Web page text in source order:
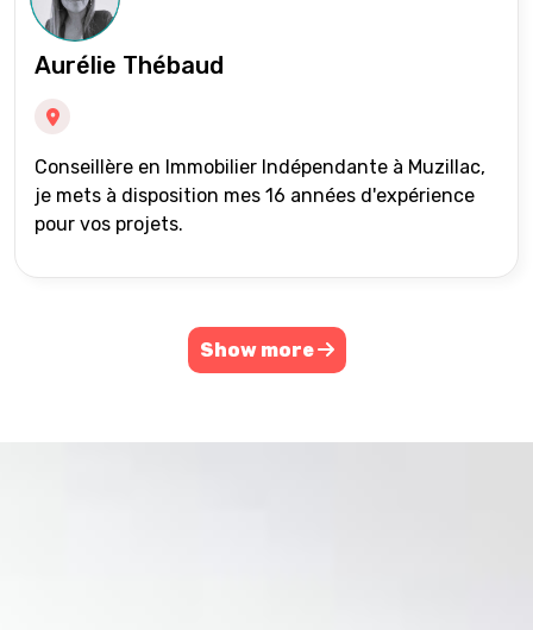
Aurélie Thébaud
Conseillère en Immobilier Indépendante à Muzillac,
je mets à disposition mes 16 années d'expérience
pour vos projets.
Show more